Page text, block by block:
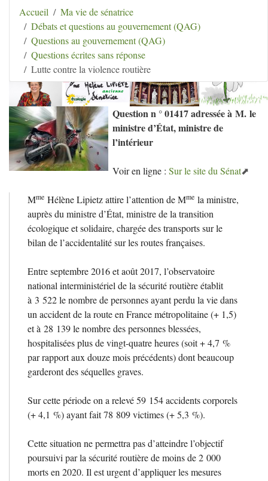
Aller au contenu Aller au menu
secondaire
| Aller à la recherche
Hélène Lipietz
Ancienne Sénatrice de Seine-et-Marne
Accueil
Ma vie de sénatrice
Débats et questions au gouvernement (QAG)
Questions au gouvernement (QAG)
Questions écrites sans réponse
Lutte contre la violence routière
Question n ° 01417 adressée à M. le
ministre d’État, ministre de
l’intérieur
Voir en ligne :Sur le site du Sénat
Mme Hélène Lipietz attire l’attention de Mme la ministre,
auprès du ministre d’État, ministre de la transition
écologique et solidaire, chargée des transports sur le
bilan de l’accidentalité sur les routes françaises.
Entre septembre 2016 et août 2017, l’observatoire
national interministériel de la sécurité routière établit
à 3 522 le nombre de personnes ayant perdu la vie dans
un accident de la route en France métropolitaine (+ 1,5)
et à 28 139 le nombre des personnes blessées,
hospitalisées plus de vingt-quatre heures (soit + 4,7 %
par rapport aux douze mois précédents) dont beaucoup
garderont des séquelles graves.
Sur cette période on a relevé 59 154 accidents corporels
(+ 4,1 %) ayant fait 78 809 victimes (+ 5,3 %).
Cette situation ne permettra pas d’atteindre l’objectif
poursuivi par la sécurité routière de moins de 2 000
morts en 2020. Il est urgent d’appliquer les mesures